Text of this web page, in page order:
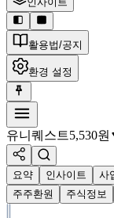
활용법/공지
환경 설정
유니퀘스트5,530원
요약 인사이트 사
주주환원
주식정보